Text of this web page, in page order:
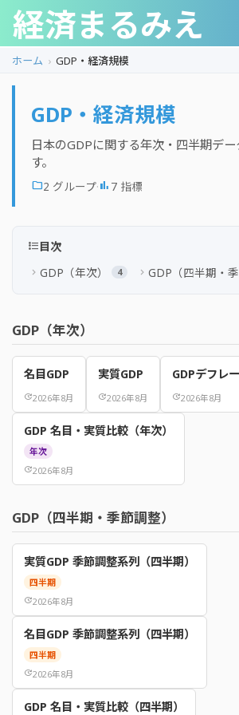
経済まるみえ
ホーム GDP・経済規模
GDP・経済規模
日本のGDPに関する年次・四半期デ
す。
folder2 グループ·bar_chart 7 指標
format_list_bulleted目次
chevron_right GDP（年次） 4 chevron_right GDP（四半期・季
GDP（年次）
名目GDP
update2026年8月
実質GDP
update2026年8月
GDPデフレ
update2026年8月
GDP 名目・実質比較（年次）
年次
update2026年8月
GDP（四半期・季節調整）
実質GDP 季節調整系列（四半期）
四半期
update2026年8月
名目GDP 季節調整系列（四半期）
四半期
update2026年8月
GDP 名目・実質比較（四半期）